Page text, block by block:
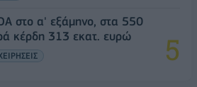
στο α' εξάμηνο, στα 550
κέρδη 313 εκατ. ευρώ